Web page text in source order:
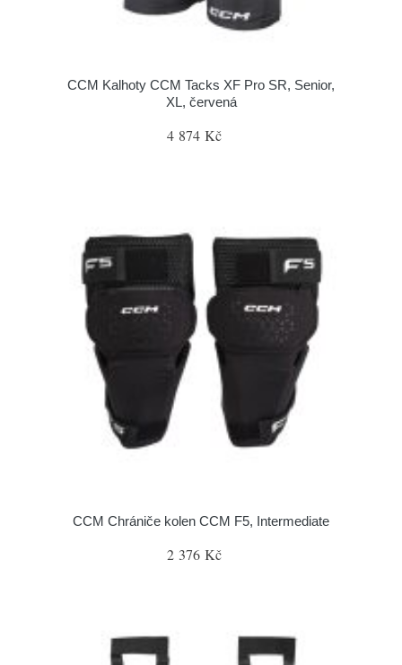
CCM Kalhoty CCM Tacks XF Pro SR, Senior,
XL, červená
4 874 Kč
CCM Chrániče kolen CCM F5, Intermediate
2 376 Kč